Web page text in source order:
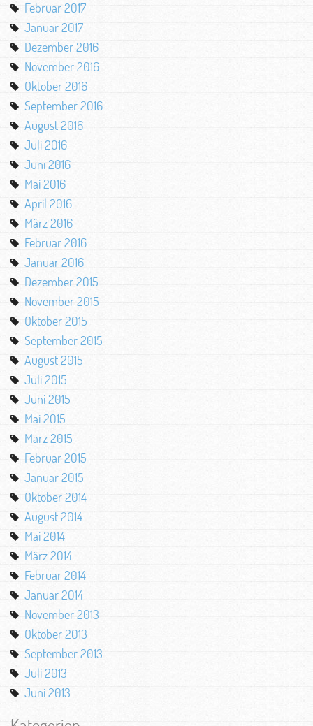
Februar 2017
Januar 2017
Dezember 2016
November 2016
Oktober 2016
September 2016
August 2016
Juli 2016
Juni 2016
Mai 2016
April 2016
März 2016
Februar 2016
Januar 2016
Dezember 2015
November 2015
Oktober 2015
September 2015
August 2015
Juli 2015
Juni 2015
Mai 2015
März 2015
Februar 2015
Januar 2015
Oktober 2014
August 2014
Mai 2014
März 2014
Februar 2014
Januar 2014
November 2013
Oktober 2013
September 2013
Juli 2013
Juni 2013